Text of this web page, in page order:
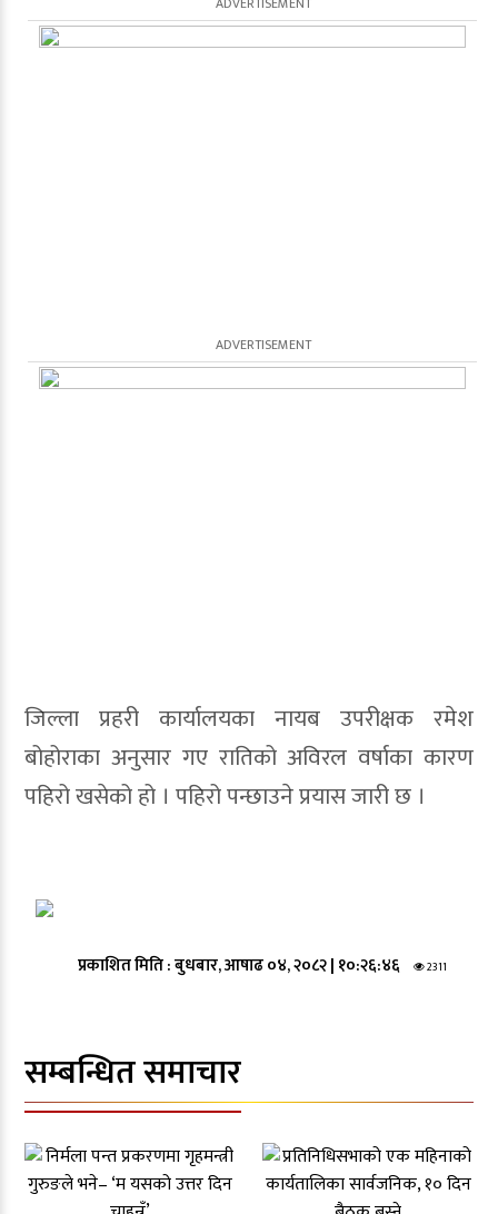
जिल्ला प्रहरी कार्यालयका नायब उपरीक्षक रमेश
बोहोराका अनुसार गए रातिको अविरल वर्षाका कारण
पहिरो खसेको हो । पहिरो पन्छाउने प्रयास जारी छ ।
प्रकाशित मिति :बुधबार, आषाढ ०४, २०८२| १०:२६:४६ 2311
सम्बन्धित समाचार